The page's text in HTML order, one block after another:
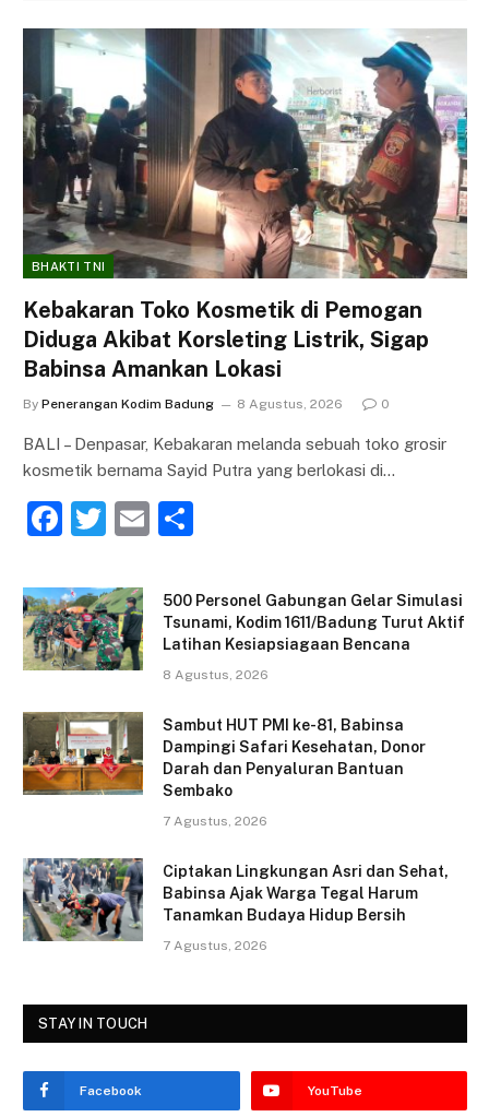
BHAKTI TNI
Kebakaran Toko Kosmetik di Pemogan
Diduga Akibat Korsleting Listrik, Sigap
Babinsa Amankan Lokasi
By Penerangan Kodim Badung 8 Agustus, 2026 0
BALI – Denpasar, Kebakaran melanda sebuah toko grosir
kosmetik bernama Sayid Putra yang berlokasi di…
F
c
e
b
o
k
T
itt
er
E
ai ar
e
500 Personel Gabungan Gelar Simulasi
Tsunami, Kodim 1611/Badung Turut Aktif
Latihan Kesiapsiagaan Bencana
8 Agustus, 2026
Sambut HUT PMI ke-81, Babinsa
Dampingi Safari Kesehatan, Donor
Darah dan Penyaluran Bantuan
Sembako
7 Agustus, 2026
Ciptakan Lingkungan Asri dan Sehat,
Babinsa Ajak Warga Tegal Harum
Tanamkan Budaya Hidup Bersih
7 Agustus, 2026
STAY IN TOUCH
Facebook YouTube